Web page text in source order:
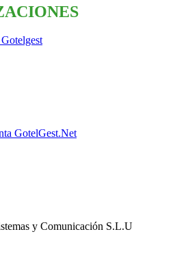
GotelGest.Net
y Comunicación S.L.U